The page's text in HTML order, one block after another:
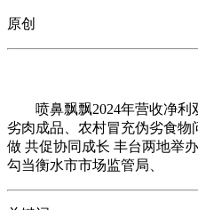
原创
喷鼻飘飘2024年营收净利
劣肉成品、农村冒充伪劣食
做 共促协同成长 丰台两地举
勾当衡水市市场监管局、